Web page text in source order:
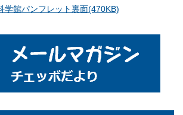
学館パンフレット裏面(470KB)